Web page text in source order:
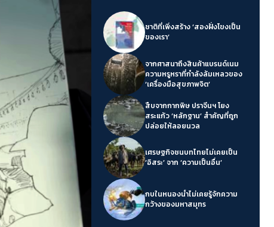
ชาติที่เพิ่งสร้าง ‘สองฝั่งโขงเป็น
ของเรา’
จากศาสนาถึงสินค้าแบรนด์เนม
ความหรูหราที่กำลังล้มเหลวของ
‘เครื่องมือสุขภาพจิต’
สืบจากกากพิษ ปราจีนฯ โยง
สระแก้ว ‘หลักฐาน’ สำคัญที่ถูก
ปล่อยให้ลอยนวล
เศรษฐกิจชนบทไทยไม่เคยเป็น
‘อิสระ’ จาก ‘ความเป็นอื่น’
กบในหนองน้ำไม่เคยรู้จักความ
กว้างของมหาสมุทร